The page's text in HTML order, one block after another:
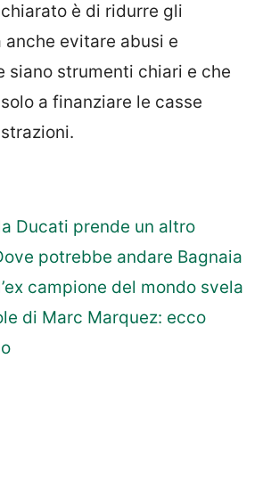
è di ridurre gli
evitare abusi e
siano strumenti chiari e che
a finanziare le casse
Ducati prende un altro
potrebbe andare Bagnaia
campione del mondo svela
di Marc Marquez: ecco